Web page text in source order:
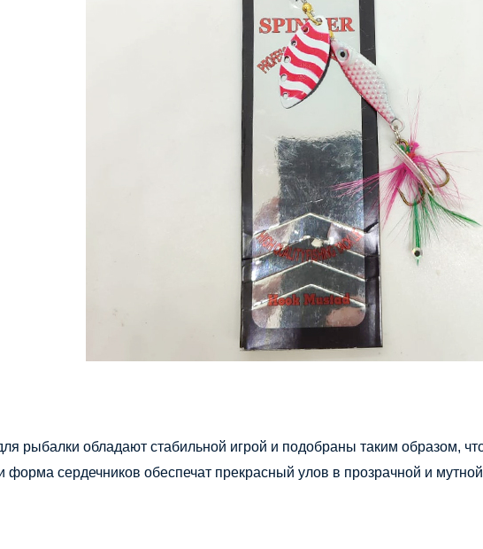
рыбалки обладают стабильной игрой и подобраны таким образом,
форма сердечников обеспечат прекрасный улов в прозрачной и